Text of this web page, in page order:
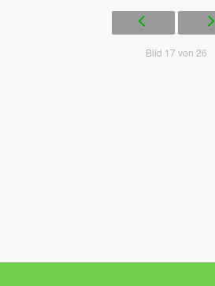
Bild 17 von 26